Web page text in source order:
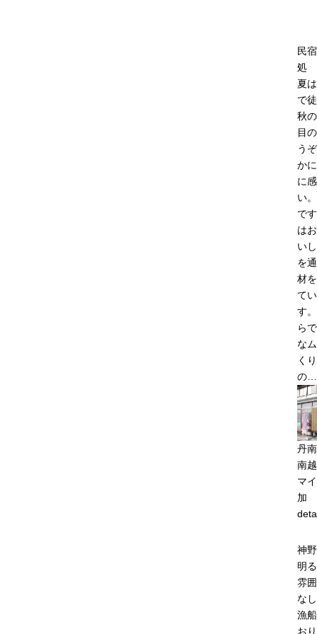
民
処
夏
で
秋
目
う
か
に
い
で
は
い
を
材
て
す
ら
な
く
の…
丹南
南
マ
加
神
明
雰
な
漁
お